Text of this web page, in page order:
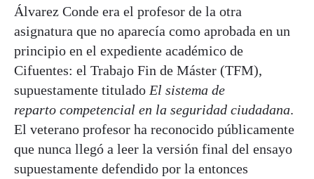
Álvarez Conde era el profesor de la otra
asignatura que no aparecía como aprobada en un
principio en el expediente académico de
Cifuentes: el Trabajo Fin de Máster (TFM),
supuestamente titulado El sistema de
reparto competencial en la seguridad ciudadana.
El veterano profesor ha reconocido públicamente
que nunca llegó a leer la versión final del ensayo
supuestamente defendido por la entonces